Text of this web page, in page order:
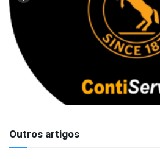
Outros artigos